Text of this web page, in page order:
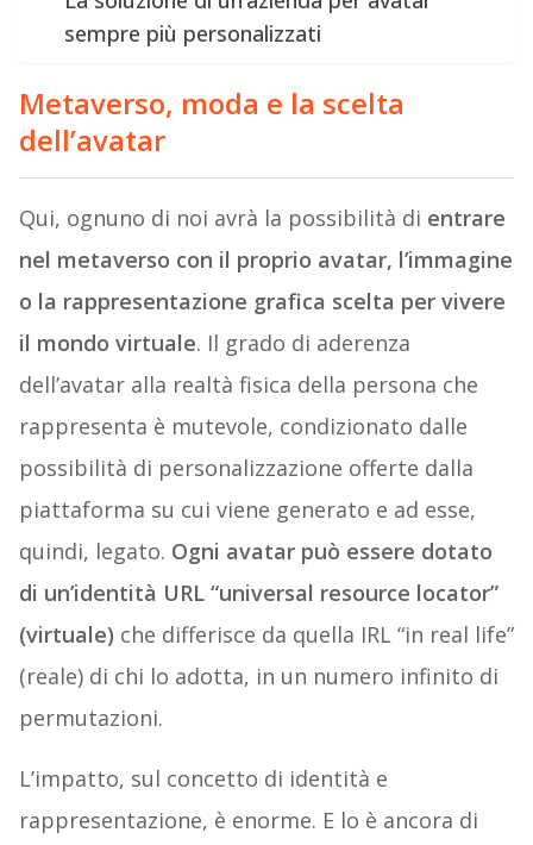
sempre più personalizzati
Metaverso, moda e la scelta
dell’avatar
Qui, ognuno di noi avrà la possibilità di entrare
nel metaverso con il proprio avatar, l’immagine
o la rappresentazione grafica scelta per vivere
il mondo virtuale. Il grado di aderenza
dell’avatar alla realtà fisica della persona che
rappresenta è mutevole, condizionato dalle
possibilità di personalizzazione offerte dalla
piattaforma su cui viene generato e ad esse,
quindi, legato. Ogni avatar può essere dotato
di un’identità URL “universal resource locator”
(virtuale) che differisce da quella IRL “in real life”
(reale) di chi lo adotta, in un numero infinito di
permutazioni.
L’impatto, sul concetto di identità e
rappresentazione, è enorme. E lo è ancora di